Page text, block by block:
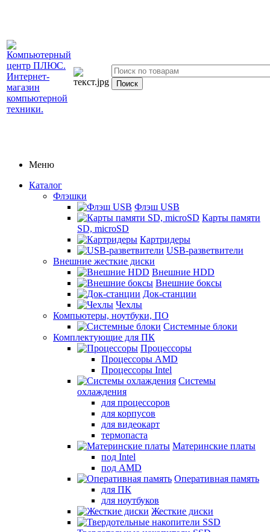
Меню
Каталог
Флэшки
Флэш USB
Карты памяти
SD, microSD
Картридеры
USB-разветвители
Внешние жесткие диски
Внешние HDD
Внешние боксы
Док-станции
Чехлы
Компьютеры, ноутбуки, ПО
Системные блоки
Комплектующие для ПК
Процессоры
Процессоры AMD
Процессоры Intel
Системы
охлаждения
для процессоров
для корпусов
для видеокарт
термопаста
Материнские платы
под Intel
под AMD
Оперативная память
для ПК
для ноутбуков
Жесткие диски